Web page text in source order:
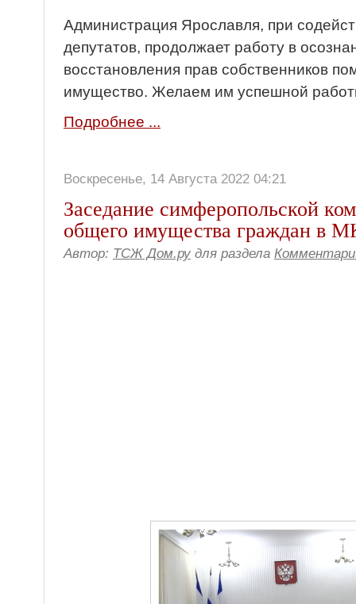
Администрация Ярославля, при
депутатов, продолжает работу в
восстановления прав собственников
имущество. Желаем им успешной
Подробнее ...
Воскресенье, 14 Августа 2022 04:21
Заседание симферопольской
общего имущества граждан в
Автор: ТСЖ Дом.ру для раздела